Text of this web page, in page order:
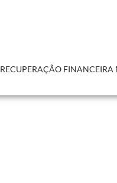
RECUPERAÇÃO FINANCEIRA